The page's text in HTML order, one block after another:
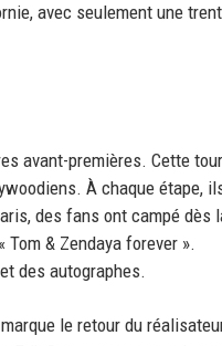
avec seulement une
avant-premières. Cette
À chaque étape,
des fans ont campé dès
& Zendaya forever ».
des autographes.
le retour du